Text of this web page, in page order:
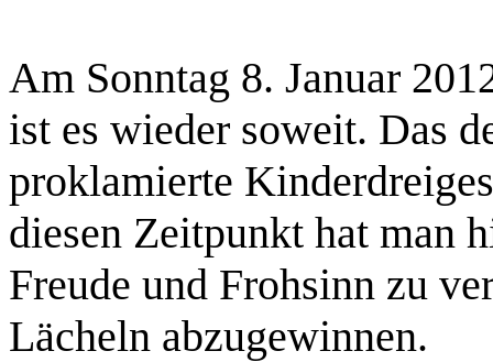
Am Sonntag 8. Januar
ist es wieder soweit. Das
proklamierte
diesen Zeitpunkt hat man
Freude und Frohsinn zu
Lächeln abzugewinnen.